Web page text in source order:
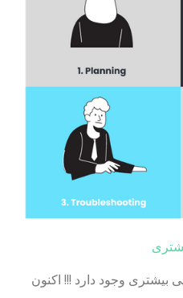
بیشتری وجود دارد !!! اکنون